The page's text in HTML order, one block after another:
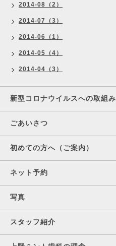
2014-08（2）
2014-07（3）
2014-06（1）
2014-05（4）
2014-04（3）
新型コロナウイルスへの取組み
ごあいさつ
初めての方へ（ご案内）
ネット予約
写真
スタッフ紹介